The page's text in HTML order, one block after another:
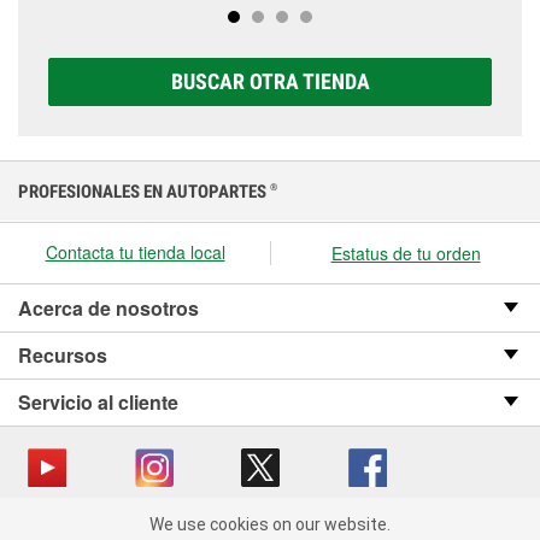
prueben a la primera señal de avería.
baterías Super Start®, que incluye opciones AGM,
correcta para tu vehículo y presupuesto.
BUSCAR OTRA TIENDA
PROFESIONALES EN AUTOPARTES ®
Contacta tu tienda local Estatus de tu orden
Acerca de nosotros
Recursos
Servicio al cliente
Copyright © 2008-2026 O’Reilly Auto Parts v OST_3.2.0.0.729 (3) cv1361
We use cookies on our website.